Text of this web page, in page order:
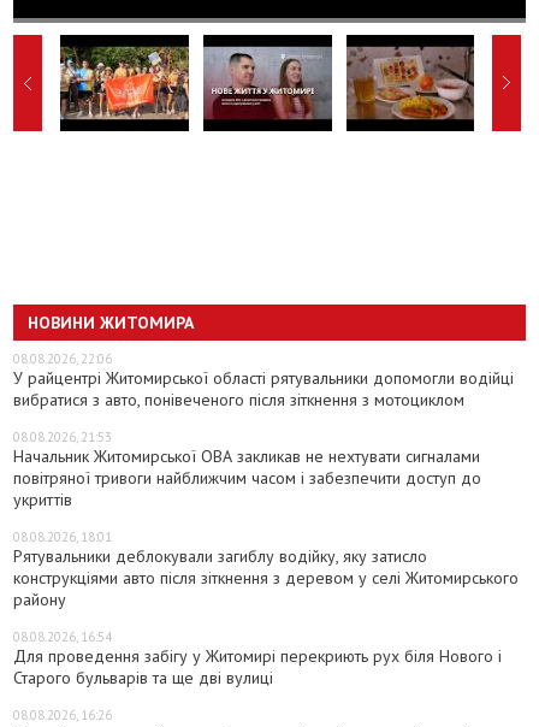
НОВИНИ ЖИТОМИРА
08.08.2026, 22:06
У райцентрі Житомирської області рятувальники допомогли водійці
вибратися з авто, понівеченого після зіткнення з мотоциклом
08.08.2026, 21:53
Начальник Житомирської ОВА закликав не нехтувати сигналами
повітряної тривоги найближчим часом і забезпечити доступ до
укриттів
08.08.2026, 18:01
Рятувальники деблокували загиблу водійку, яку затисло
конструкціями авто після зіткнення з деревом у селі Житомирського
району
08.08.2026, 16:54
Для проведення забігу у Житомирі перекриють рух біля Нового і
Старого бульварів та ще дві вулиці
08.08.2026, 16:26